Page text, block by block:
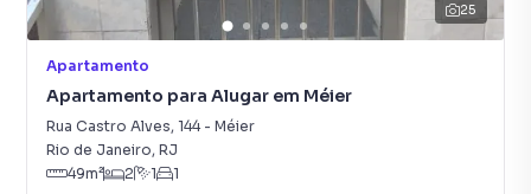
25
Apartamento
Apartamento para Alugar em Méier
Rua Castro Alves, 144- Méier
Rio de Janeiro, RJ
49m² 2 1 1